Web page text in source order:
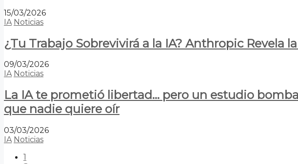
15/03/2026
IA Noticias
¿Tu Trabajo Sobrevivirá a la IA? Anthropic Revela
09/03/2026
IA Noticias
La IA te prometió libertad… pero un estudio
que nadie quiere oír
03/03/2026
IA Noticias
1